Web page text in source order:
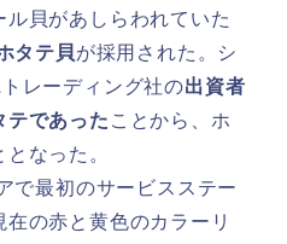
ル貝があしらわれていた
タテ貝が採用された。シ
レーディング社の出資者
テであった ことから、ホ
なった。
で最初のサービスステー
の赤と黄色のカラーリ